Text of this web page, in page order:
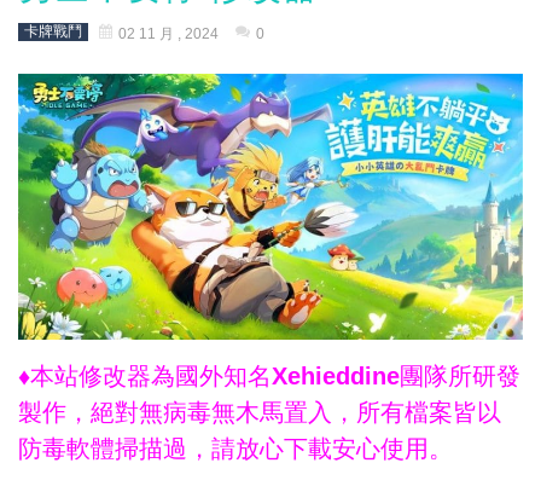
卡牌戰鬥 02 11 月 , 2024 0
♦本站修改器為國外知名Xehieddine團隊所研發
製作，絕對無病毒無木馬置入，所有檔案皆以
防毒軟體掃描過，請放心下載安心使用。